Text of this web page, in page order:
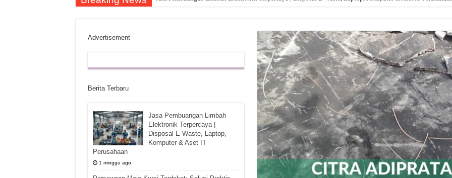
Advertisement
Berita Terbaru
Jasa Pembuangan Limbah
Elektronik Terpercaya |
Disposal E-Waste, Laptop,
Komputer & Aset IT
Perusahaan
1 minggu ago